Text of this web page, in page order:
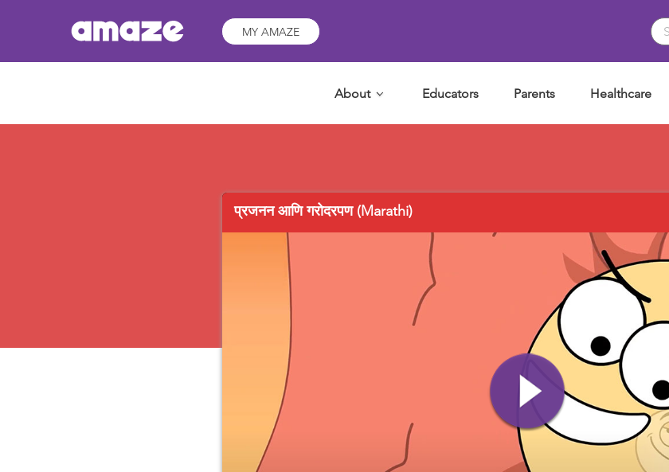
MY AMAZE
Educators Parents Healthcare
About
प्रजनन आणि गरोदरपण (Marathi)